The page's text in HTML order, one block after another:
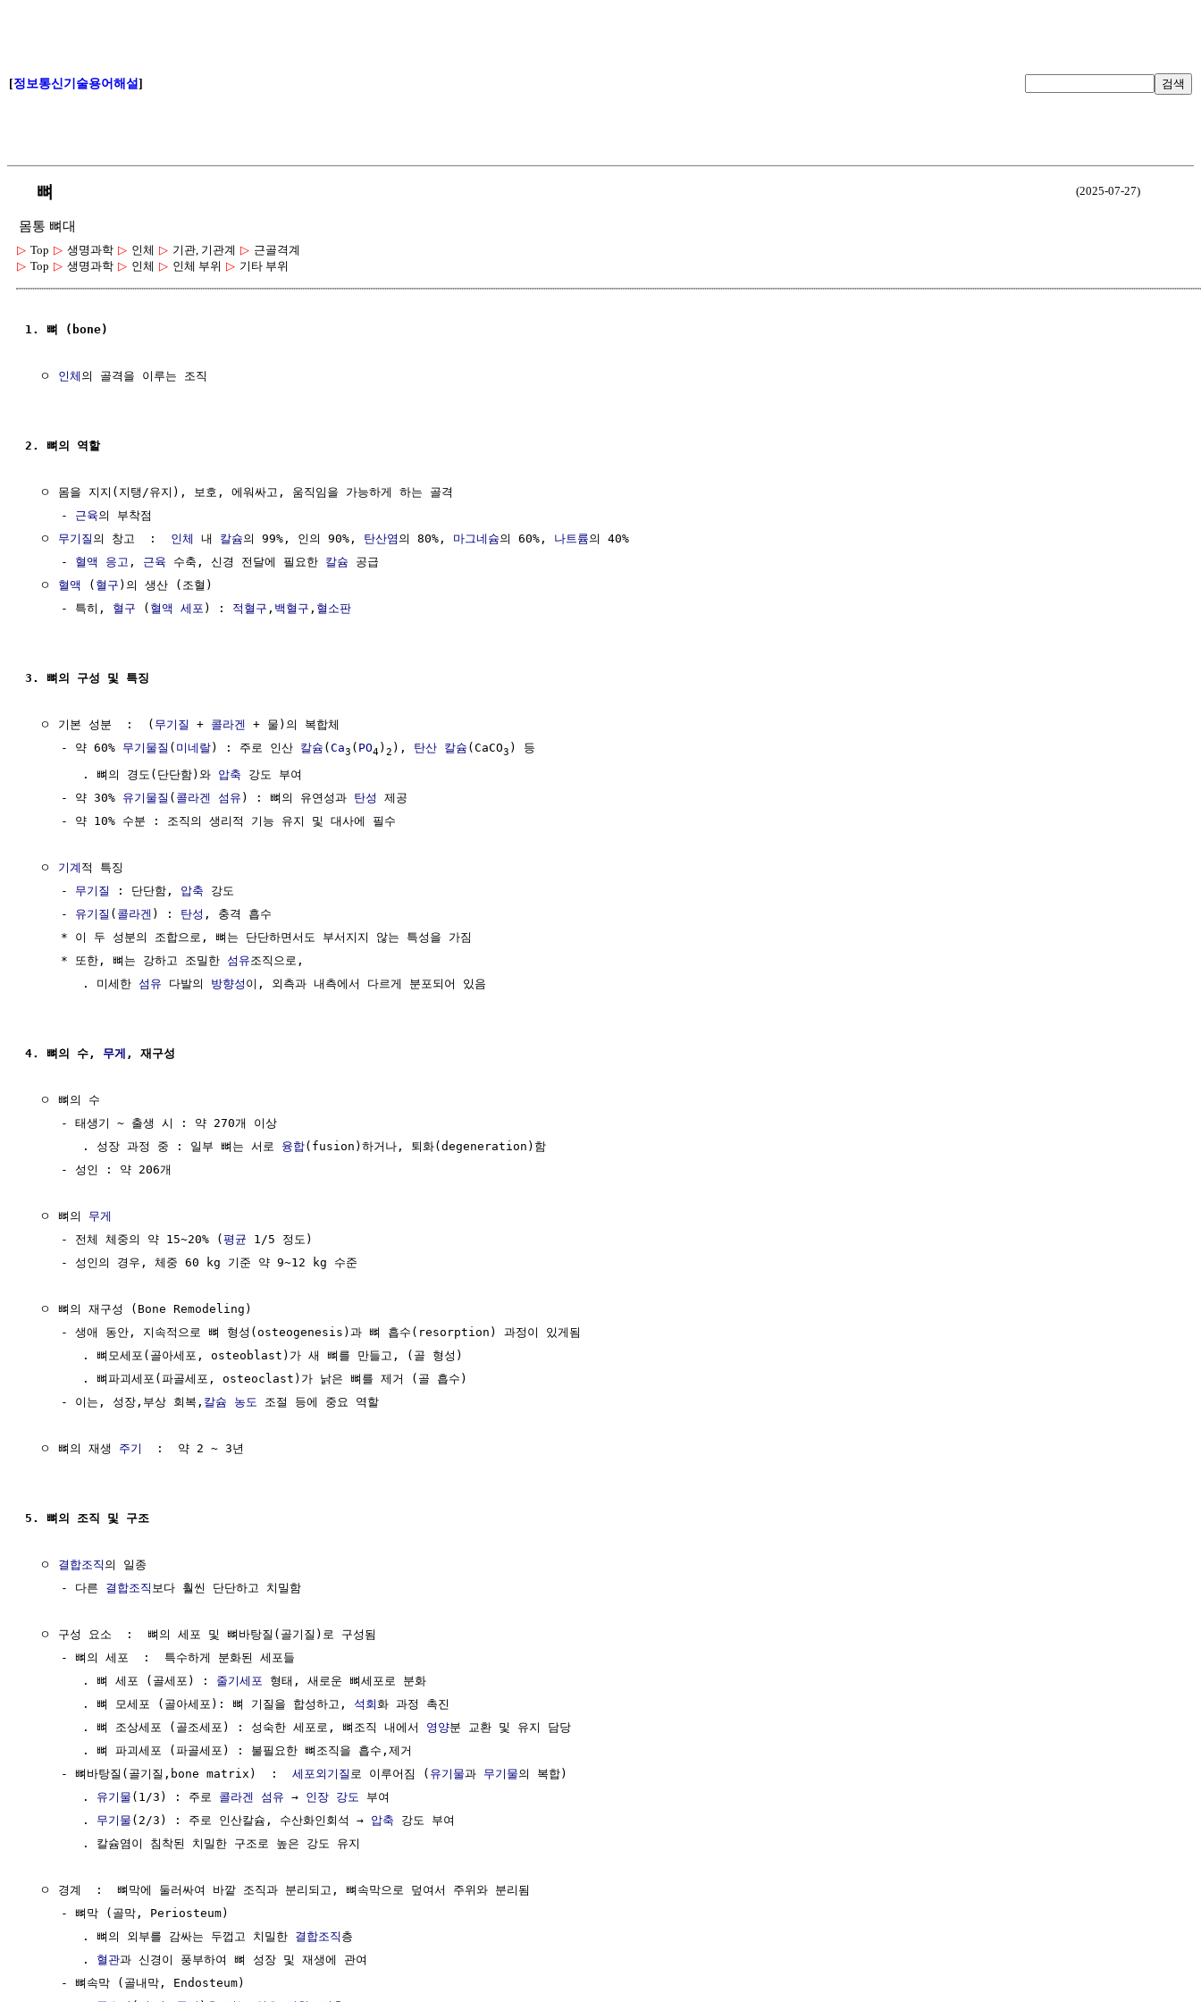
[정보통신기술용어해설] 검색
뼈 (2025-07-27)
몸통 뼈대
▷ Top ▷ 생명과학 ▷ 인체 ▷ 기관, 기관계 ▷ 근골격계
▷ Top ▷ 생명과학 ▷ 인체 ▷ 인체 부위 ▷ 기타 부위
1. 뼈 (bone)
  ㅇ
인체 의 골격을 이루는 조직
2. 뼈의 역할
  ㅇ 몸을 지지(지탱/유지), 보호, 에워싸고, 움직임을 가능하게 하는 골격
     -
근육의 부착점
  ㅇ
무기질 의 창고  : 인체 내 칼슘의 99%, 인의 90%, 탄산염 의 80%, 마그네슘의 60%, 나트륨의 40%
     -
혈액 응고 , 근육 수축, 신경 전달에 필요한 칼슘 공급
  ㅇ
혈액 ( 혈구 )의 생산 (조혈)
     - 특히,
혈구 ( 혈액 세포 ) : 적혈구 , 백혈구 , 혈소판
3. 뼈의 구성 및 특징
  ㅇ 기본 성분  :  (
무기질 + 콜라겐
+ 물)의 복합체
     - 약 60%
무기물질 ( 미네랄) : 주로 인산 칼슘 (Ca3 ( PO4) 2 ), 탄산 칼슘 (CaCO3 ) 등
        . 뼈의 경도(단단함)와
압축 강도 부여
     - 약 30%
유기물질 ( 콜라겐 섬유 ) : 뼈의 유연성과 탄성
제공
     - 약 10% 수분 : 조직의 생리적 기능 유지 및 대사에 필수
  ㅇ
기계 적 특징
     -
무기질 : 단단함, 압축 강도
     -
유기질 ( 콜라겐 ) : 탄성 , 충격 흡수
     * 이 두 성분의 조합으로, 뼈는 단단하면서도 부서지지 않는 특성을 가짐
     * 또한, 뼈는 강하고 조밀한
섬유조직으로,
        . 미세한
섬유 다발의 방향성 이, 외측과 내측에서 다르게 분포되어 있음
4. 뼈의 수, 무게 , 재구성
  ㅇ 뼈의 수
     - 태생기 ~ 출생 시 : 약 270개 이상
        . 성장 과정 중 : 일부 뼈는 서로
융합(fusion)하거나, 퇴화(degeneration)함
     - 성인 : 약 206개
  ㅇ 뼈의
무게
     - 전체 체중의 약 15~20% (
평균 1/5 정도)
     - 성인의 경우, 체중 60 kg 기준 약 9~12 kg 수준
  ㅇ 뼈의 재구성 (Bone Remodeling)
     - 생애 동안, 지속적으로 뼈 형성(osteogenesis)과 뼈 흡수(resorption) 과정이 있게됨
        . 뼈모세포(골아세포, osteoblast)가 새 뼈를 만들고, (골 형성)
        . 뼈파괴세포(파골세포, osteoclast)가 낡은 뼈를 제거 (골 흡수)
     - 이는, 성장,부상 회복,
칼슘 농도 조절 등에 중요 역할
  ㅇ 뼈의 재생
주기
  :  약 2 ~ 3년
5. 뼈의 조직 및 구조
  ㅇ
결합조직 의 일종
     - 다른
결합조직 보다 훨씬 단단하고 치밀함
  ㅇ 구성 요소  :  뼈의 세포 및 뼈바탕질(골기질)로 구성됨
     - 뼈의 세포  :  특수하게 분화된 세포들
        . 뼈 세포 (골세포) :
줄기세포 형태, 새로운 뼈세포로 분화
        . 뼈 모세포 (골아세포): 뼈 기질을 합성하고,
석회화 과정 촉진
        . 뼈 조상세포 (골조세포) : 성숙한 세포로, 뼈조직 내에서
영양분 교환 및 유지 담당
        . 뼈 파괴세포 (파골세포) : 불필요한 뼈조직을 흡수,제거
     - 뼈바탕질(골기질,bone matrix)  :
세포외기질 로 이루어짐 ( 유기물과 무기물의 복합)
        .
유기물 (1/3) : 주로 콜라겐 섬유 → 인장 강도 부여
        .
무기물 (2/3) : 주로 인산칼슘, 수산화인회석 → 압축 강도 부여
        . 칼슘염이 침착된 치밀한 구조로 높은 강도 유지
  ㅇ 경계  :  뼈막에 둘러싸여 바깥 조직과 분리되고, 뼈속막으로 덮여서 주위와 분리됨
     - 뼈막 (골막, Periosteum)
        . 뼈의 외부를 감싸는 두껍고 치밀한
결합조직 층
        .
혈관과 신경이 풍부하여 뼈 성장 및 재생에 관여
     - 뼈속막 (골내막, Endosteum)